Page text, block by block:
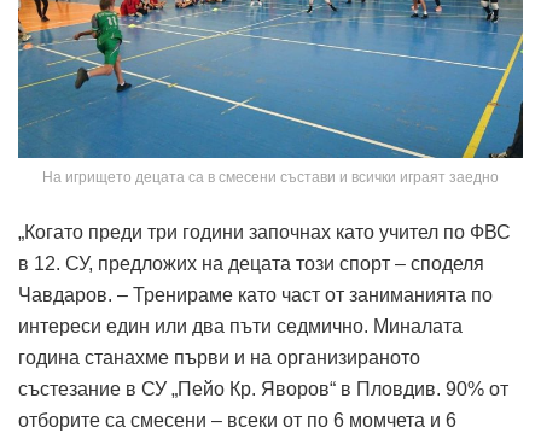
На игрището децата са в смесени състави и всички играят заедно
„Когато преди три години започнах като учител по ФВС
в 12. СУ, предложих на децата този спорт – споделя
Чавдаров. – Тренираме като част от заниманията по
интереси един или два пъти седмично. Миналата
година станахме първи и на организираното
състезание в СУ „Пейо Кр. Яворов“ в Пловдив. 90% от
отборите са смесени – всеки от по 6 момчета и 6